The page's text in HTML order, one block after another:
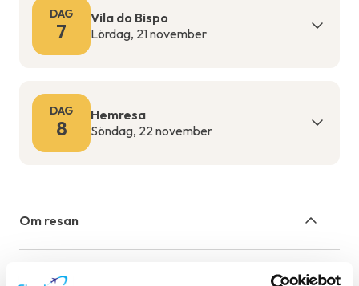
DAG
7
Vila do Bispo
Lördag, 21 november
DAG
8
Hemresa
Söndag, 22 november
Om resan